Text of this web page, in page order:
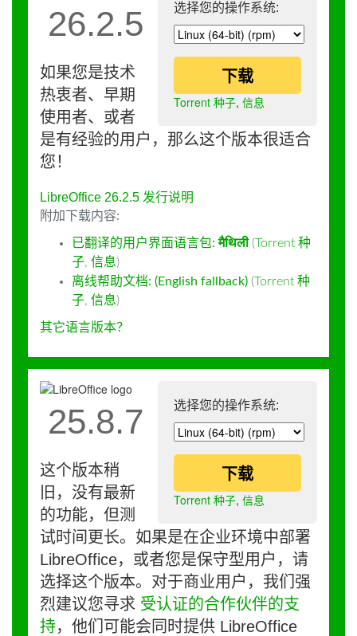
选择您的操作系统:
下载
Torrent 种子, 信息
26.2.5
如果您是技术
热衷者、早期
使用者、或者
是有经验的用户，那么这个版本很适合
您！
LibreOffice 26.2.5 发行说明
附加下载内容:
已翻译的用户界面语言包:मैथिली (Torrent 种
子, 信息)
离线帮助文档: (English fallback) (Torrent 种
子, 信息)
其它语言版本？
选择您的操作系统:
下载
Torrent 种子, 信息
25.8.7
这个版本稍
旧，没有最新
的功能，但测
试时间更长。如果是在企业环境中部署
LibreOffice，或者您是保守型用户，请
选择这个版本。对于商业用户，我们强
烈建议您寻求 受认证的合作伙伴的支
持，他们可能会同时提供 LibreOffice